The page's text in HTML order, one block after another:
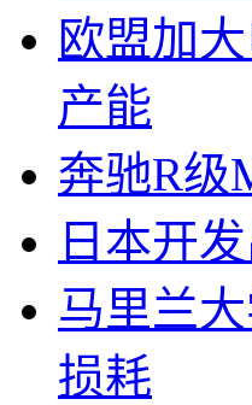
欧盟加
产能
奔驰R级
日本开
马里兰
损耗